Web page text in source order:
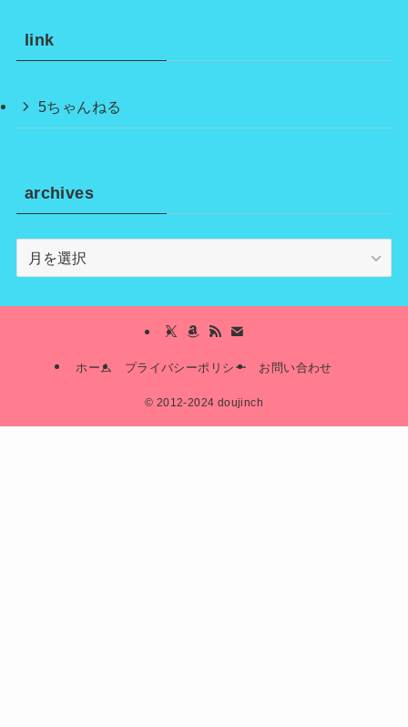
link
5ちゃんねる
archives
archives
ホーム プライバシーポリシー お問い合わせ
© 2012-2024 doujinch